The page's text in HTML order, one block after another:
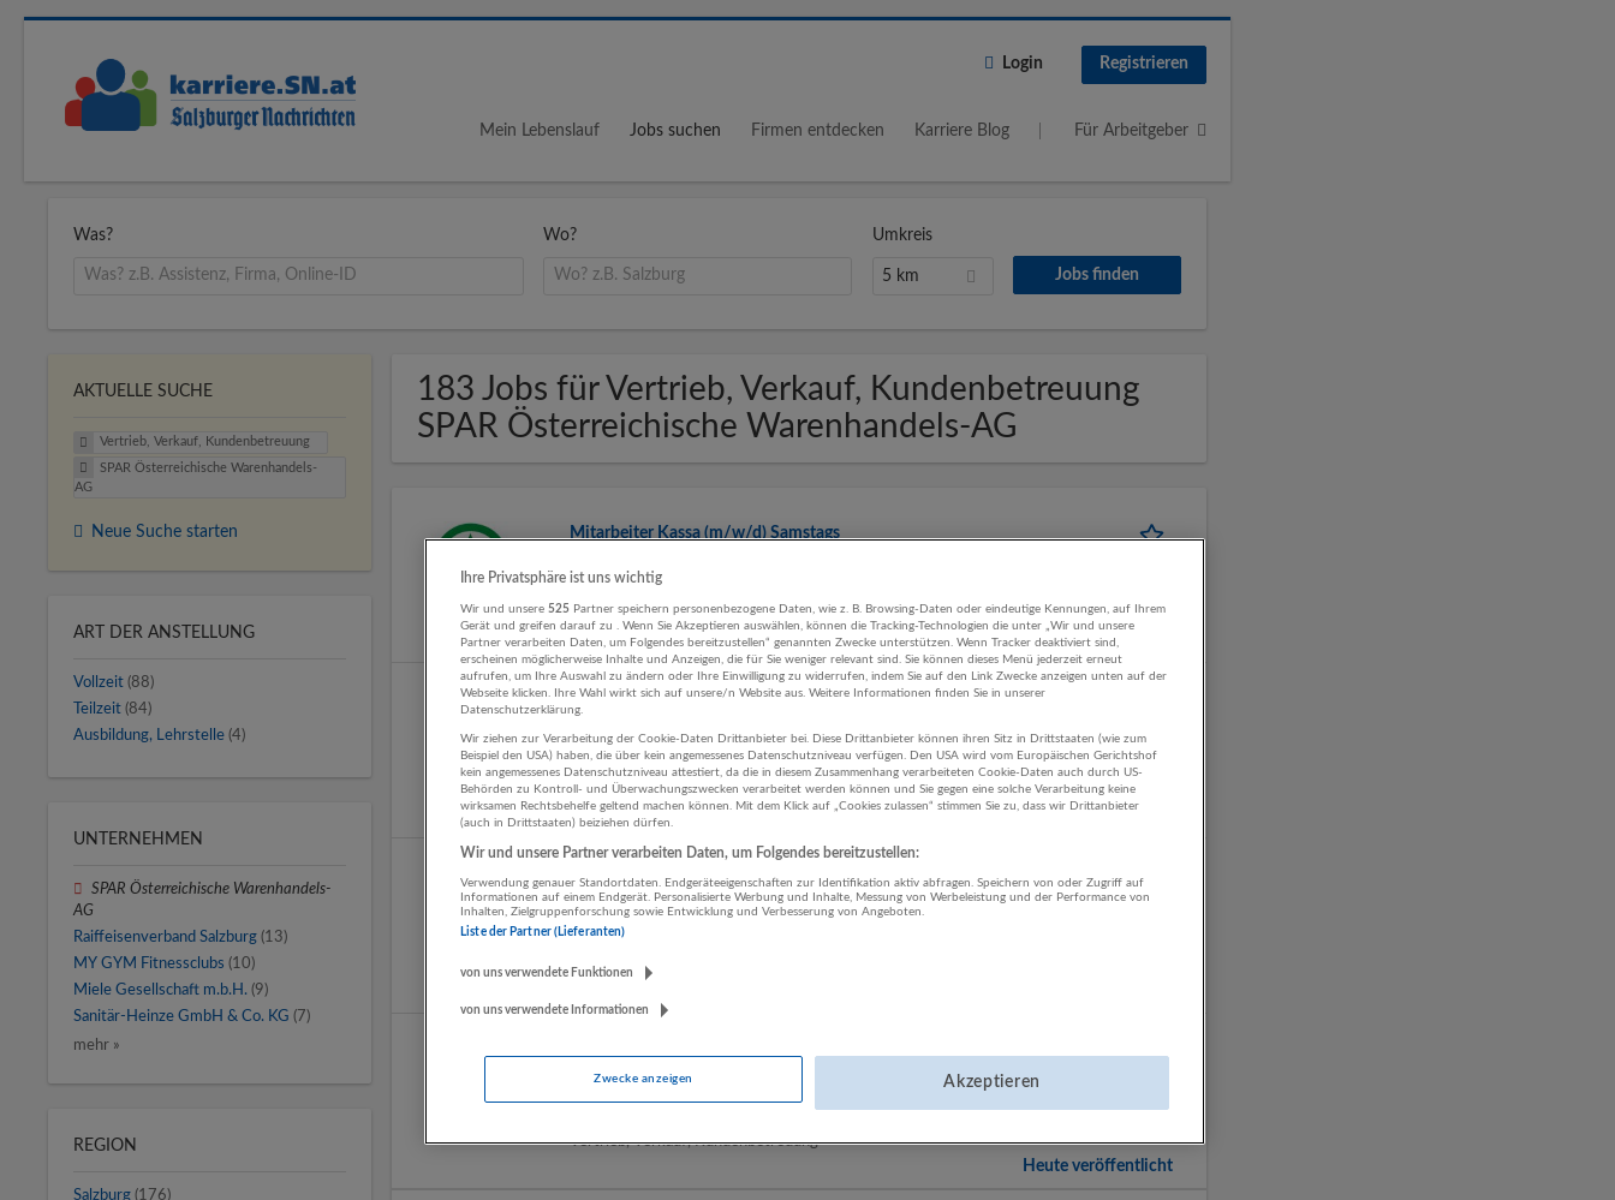
Login Registrieren
Mein Lebenslauf Jobs suchen Firmen entdecken Karriere Blog Für Arbeitgeber
Was? Wo? Umkreis
5 km
183 Jobs für Vertrieb, Verkauf, Kundenbetreuung
SPAR Österreichische Warenhandels-AG
Mitarbeiter Kassa (m/w/d) Samstags
Vertrieb, Verkauf, Kundenbetreuung
Heute veröffentlicht
Mitarbeiter Kassa (m/w/d) 20-30 Std./Wo
06.08.2026,SPAR Österreichische Warenhandels-AG
5630 Bad Hofgastein
Vertrieb, Verkauf, Kundenbetreuung
Heute veröffentlicht
Verkäufer Feinkost (m/w/d) 20-38,5 Std./Wo
06.08.2026,SPAR Österreichische Warenhandels-AG
Bad Gastein
Vertrieb, Verkauf, Kundenbetreuung
Verkäufer Feinkost (m/w/d) 20-38,5 Std./Wo
Vertrieb, Verkauf, Kundenbetreuung
Heute veröffentlicht
AKTUELLE SUCHE
Vertrieb, Verkauf, Kundenbetreuung
SPAR Österreichische Warenhandels-
AG
Neue Suche starten
ART DER ANSTELLUNG
Vollzeit (88)
Teilzeit (84)
Ausbildung, Lehrstelle (4)
UNTERNEHMEN
SPAR Österreichische Warenhandels-
AG
Raiffeisenverband Salzburg (13)
MY GYM Fitnessclubs (10)
Miele Gesellschaft m.b.H. (9)
Sanitär-Heinze GmbH & Co. KG (7)
mehr »
REGION
Salzburg (176)
Ihre Privatsphäre ist uns wichtig
Wir und unsere525 Partner speichern personenbezogene Daten, wie z. B. Browsing-Daten oder eindeutige Kennungen, auf Ihrem
Gerät und greifen darauf zu . Wenn Sie Akzeptieren auswählen, können die Tracking-Technologien die unter „Wir und unsere
Partner verarbeiten Daten, um Folgendes bereitzustellen“ genannten Zwecke unterstützen. Wenn Tracker deaktiviert sind,
erscheinen möglicherweise Inhalte und Anzeigen, die für Sie weniger relevant sind. Sie können dieses Menü jederzeit erneut
aufrufen, um Ihre Auswahl zu ändern oder Ihre Einwilligung zu widerrufen, indem Sie auf den Link Zwecke anzeigen unten auf der
Webseite klicken. Ihre Wahl wirkt sich auf unsere/n Website aus. Weitere Informationen finden Sie in unserer
Datenschutzerklärung.
Wir ziehen zur Verarbeitung der Cookie-Daten Drittanbieter bei. Diese Drittanbieter können ihren Sitz in Drittstaaten (wie zum
Beispiel den USA) haben, die über kein angemessenes Datenschutzniveau verfügen. Den USA wird vom Europäischen Gerichtshof
kein angemessenes Datenschutzniveau attestiert, da die in diesem Zusammenhang verarbeiteten Cookie-Daten auch durch US-
Behörden zu Kontroll- und Überwachungszwecken verarbeitet werden können und Sie gegen eine solche Verarbeitung keine
wirksamen Rechtsbehelfe geltend machen können. Mit dem Klick auf „Cookies zulassen“ stimmen Sie zu, dass wir Drittanbieter
(auch in Drittstaaten) beiziehen dürfen.
Wir und unsere Partner verarbeiten Daten, um Folgendes bereitzustellen:
Verwendung genauer Standortdaten. Endgeräteeigenschaften zur Identifikation aktiv abfragen. Speichern von oder Zugriff auf
Informationen auf einem Endgerät. Personalisierte Werbung und Inhalte, Messung von Werbeleistung und der Performance von
Inhalten, Zielgruppenforschung sowie Entwicklung und Verbesserung von Angeboten.
Liste der Partner (Lieferanten)
von uns verwendete Funktionen
von uns verwendete Informationen
Zwecke anzeigen Akzeptieren